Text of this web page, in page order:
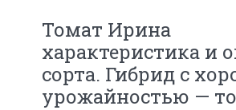
Томат Ирина
характеристика и
сорта. Гибрид с
урожайностью —